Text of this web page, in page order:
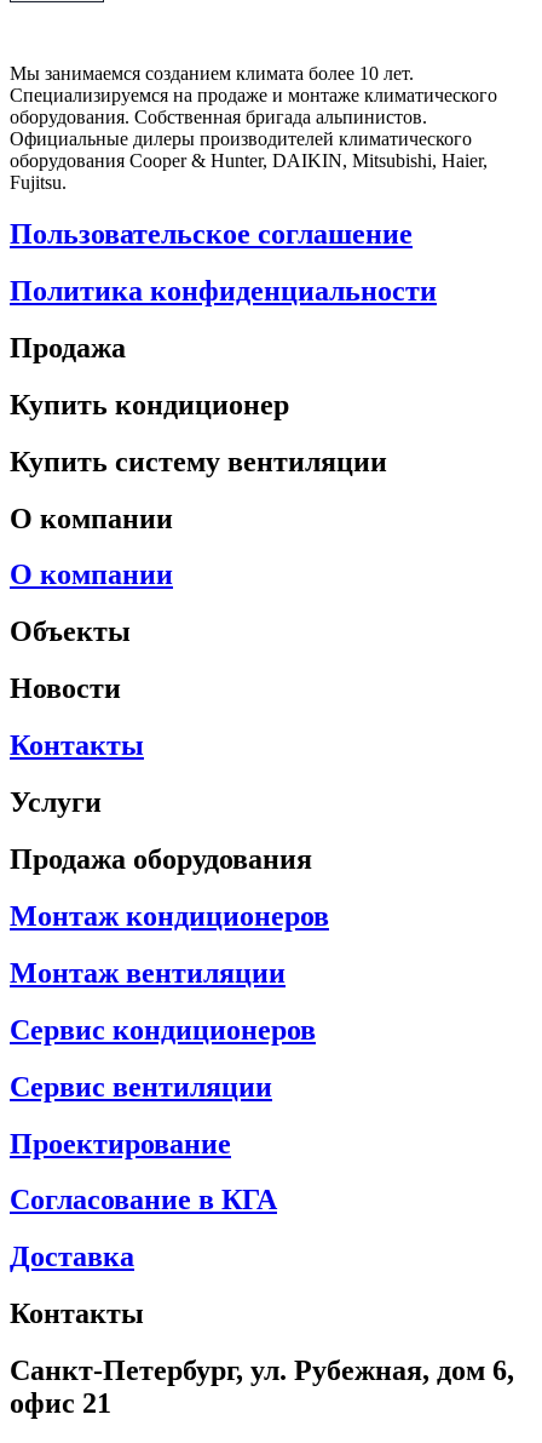
Мы занимаемся созданием климата более 10 лет.
Специализируемся на продаже и монтаже климатического
оборудования. Собственная бригада альпинистов.
Официальные дилеры производителей климатического
оборудования Cooper & Hunter, DAIKIN, Mitsubishi, Haier,
Fujitsu.
Пользовательское соглашение
Политика конфиденциальности
Продажа
Купить кондиционер
Купить систему вентиляции
О компании
О компании
Объекты
Новости
Контакты
Услуги
Продажа оборудования
Монтаж кондиционеров
Монтаж вентиляции
Сервис кондиционеров
Сервис вентиляции
Проектирование
Согласование в КГА
Доставка
Контакты
Санкт-Петербург, ул. Рубежная, дом 6,
офис 21